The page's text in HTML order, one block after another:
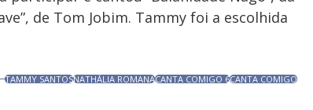
de Tom Jobim. Tammy foi a escolhida
TAMMY SANTOSNATHÁLIA ROMANACANTA COMIGO 6CANTA COMIGO